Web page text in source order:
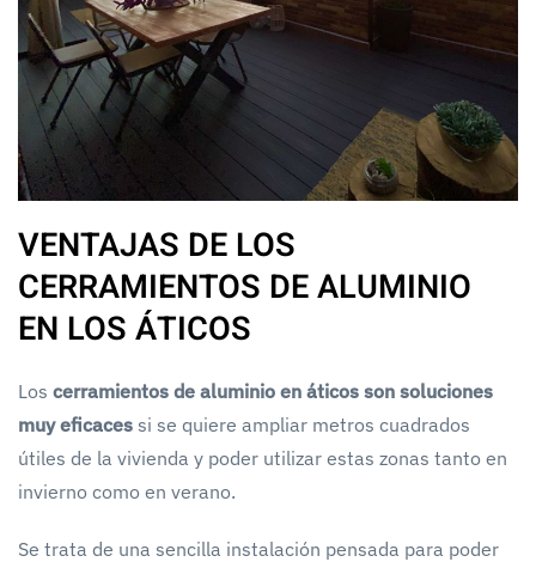
VENTAJAS DE LOS
CERRAMIENTOS DE ALUMINIO
EN LOS ÁTICOS
Los cerramientos de aluminio en áticos son soluciones
muy eficaces si se quiere ampliar metros cuadrados
útiles de la vivienda y poder utilizar estas zonas tanto en
invierno como en verano.
Se trata de una sencilla instalación pensada para poder